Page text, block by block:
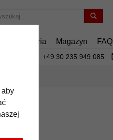
Akcesoria Magazyn FAQ
+49 30 235 949 085